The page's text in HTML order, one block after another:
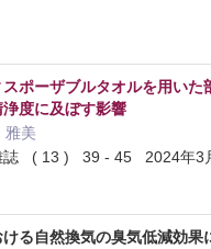
ポーザブルタオルを用いた
度に及ぼす影響
雅美
誌 ( 13 ) 39 - 45 2024年3
る自然換気の臭気低減効果